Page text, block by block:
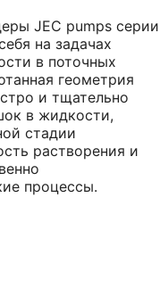
JEC pumps серии
на задачах
в поточных
геометрия
и тщательно
в жидкости,
стадии
растворения и
процессы.